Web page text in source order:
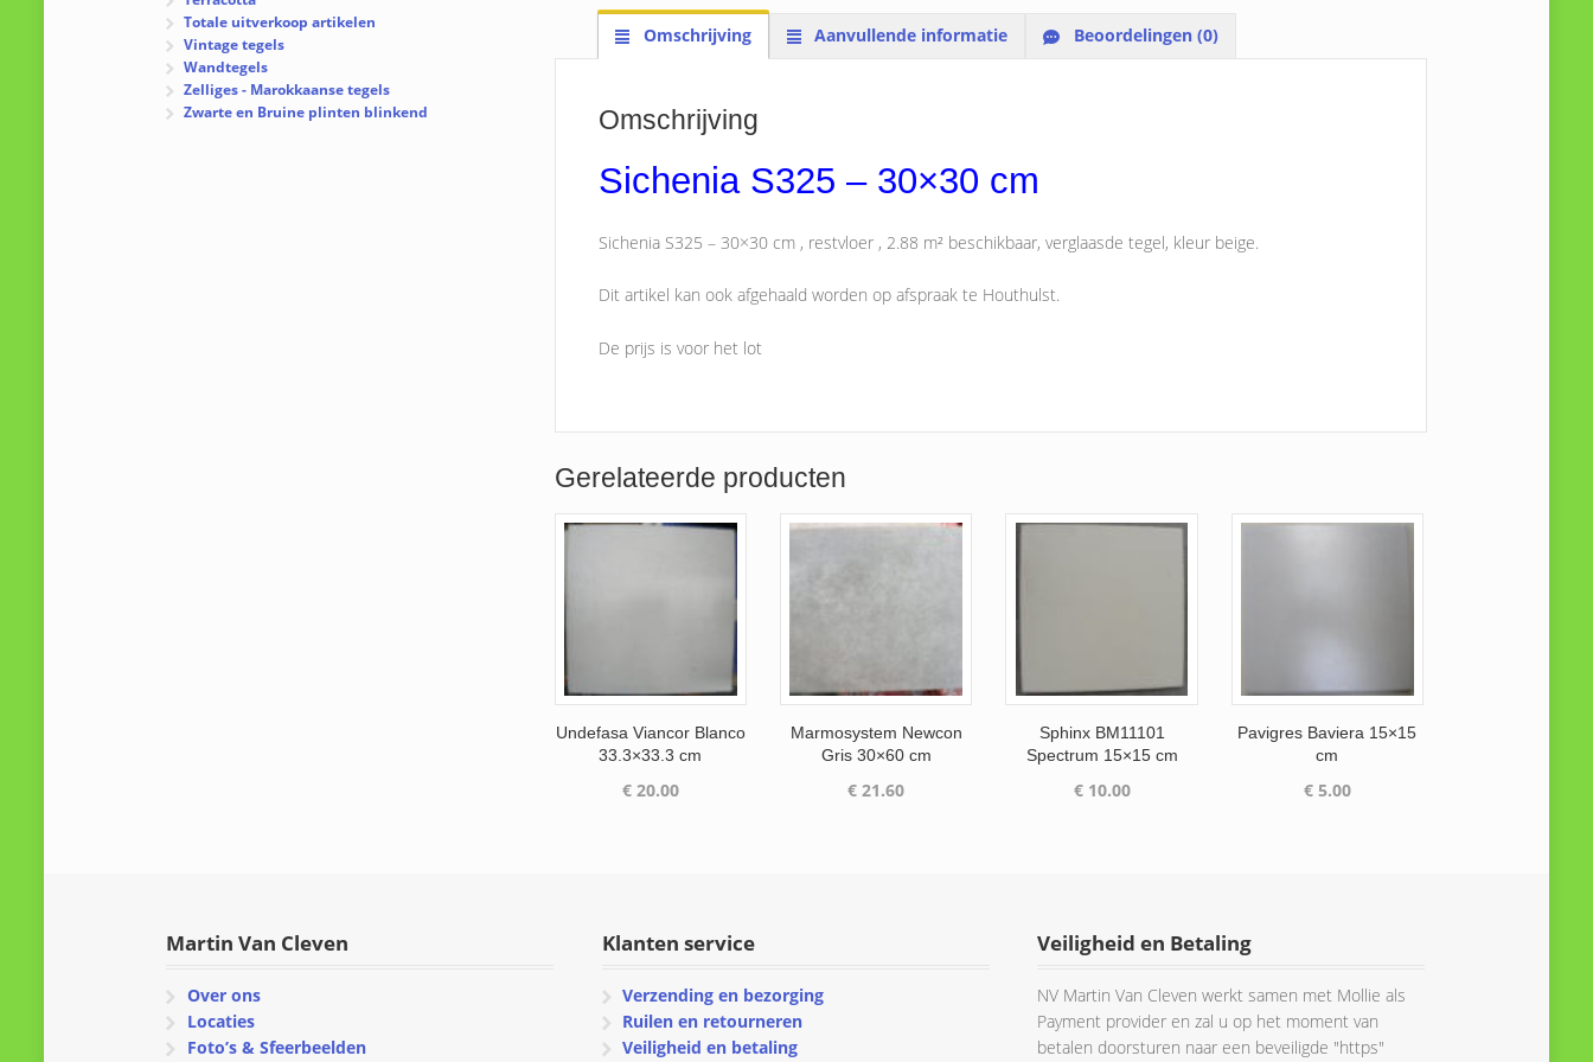
Omschrijving Aanvullende informatie Beoordelingen (0)
Omschrijving
Sichenia S325 – 30×30 cm
Sichenia S325 – 30×30 cm , restvloer , 2.88 m² beschikbaar, verglaasde tegel, kleur beige.
Dit artikel kan ook afgehaald worden op afspraak te Houthulst.
De prijs is voor het lot
Gerelateerde producten
Undefasa Viancor Blanco
33.3×33.3 cm
€20.00
Marmosystem Newcon
Gris 30×60 cm
€ 21.60
Sphinx BM11101
Spectrum 15×15 cm
€10.00
Pavigres Baviera 15×15
cm
€5.00
Totale uitverkoop artikelen
Vintage tegels
Wandtegels
Zelliges - Marokkaanse tegels
Zwarte en Bruine plinten blinkend
Martin Van Cleven
Over ons
Locaties
Foto’s & Sfeerbeelden
Klanten service
Verzending en bezorging
Ruilen en retourneren
Veiligheid en betaling
Veiligheid en Betaling
NV Martin Van Cleven werkt samen met Mollie als
Payment provider en zal u op het moment van
betalen doorsturen naar een beveiligde "https"